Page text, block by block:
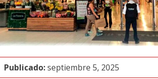
Publicado:septiembre 5, 2025